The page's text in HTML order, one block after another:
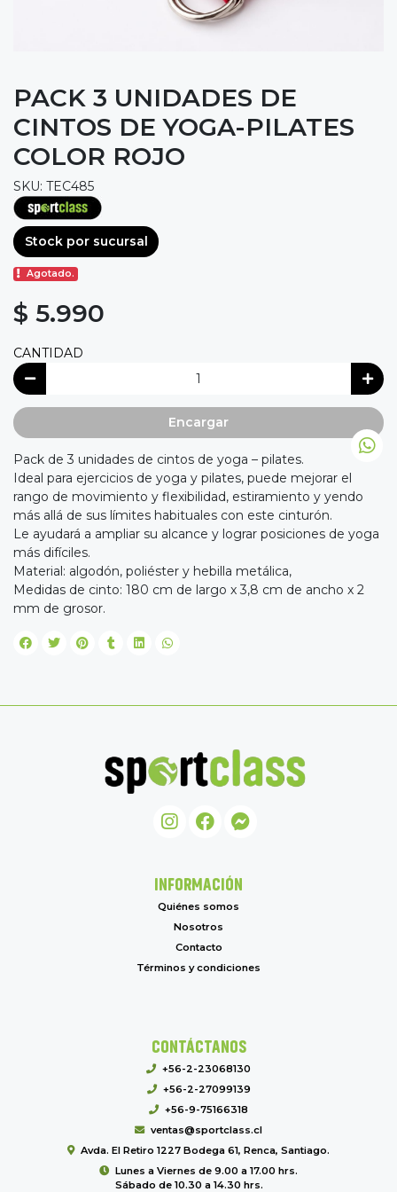
PACK 3 UNIDADES DE
CINTOS DE YOGA-PILATES
COLOR ROJO
SKU: TEC485
Stock por sucursal
Agotado.
$ 5.990
CANTIDAD
Encargar
Pack de 3 unidades de cintos de yoga – pilates.
Ideal para ejercicios de yoga y pilates, puede mejorar el
rango de movimiento y flexibilidad, estiramiento y yendo
más allá de sus límites habituales con este cinturón.
Le ayudará a ampliar su alcance y lograr posiciones de yoga
más difíciles.
Material: algodón, poliéster y hebilla metálica,
Medidas de cinto: 180 cm de largo x 3,8 cm de ancho x 2
mm de grosor.
INFORMACIÓN
Quiénes somos
Nosotros
Contacto
Términos y condiciones
CONTÁCTANOS
+56-2-23068130
+56-2-27099139
+56-9-75166318
ventas@sportclass.cl
Avda. El Retiro 1227 Bodega 61, Renca, Santiago.
Lunes a Viernes de 9.00 a 17.00 hrs.
Sábado de 10.30 a 14.30 hrs.